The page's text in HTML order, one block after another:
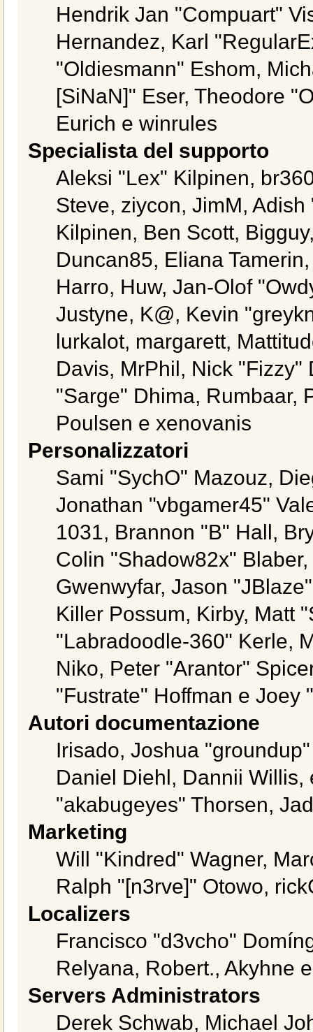
Hendrik Jan "Compuart"
Hernandez, Karl
"Oldiesmann" Eshom,
[SiNaN]" Eser, Theodore
Eurich e winrules
Specialista del supporto
Aleksi "Lex" Kilpinen,
Steve, ziycon, JimM,
Kilpinen, Ben Scott,
Duncan85, Eliana
Harro, Huw, Jan-Olof
Justyne, K@, Kevin
lurkalot, margarett,
Davis, MrPhil, Nick "Fizzy"
"Sarge" Dhima, Rumbaar,
Poulsen e xenovanis
Personalizzatori
Sami "SychO" Mazouz,
Jonathan "vbgamer45"
1031, Brannon "B" Hall,
Colin "Shadow82x"
Gwenwyfar, Jason
Killer Possum, Kirby, Matt
"Labradoodle-360" Kerle,
Niko, Peter "Arantor"
"Fustrate" Hoffman e Joey
Autori documentazione
Irisado, Joshua
Daniel Diehl, Dannii
"akabugeyes" Thorsen,
Marketing
Will "Kindred" Wagner,
Ralph "[n3rve]" Otowo,
Localizers
Francisco "d3vcho"
Relyana, Robert., Akyhne
Servers Administrators
Derek Schwab, Michael